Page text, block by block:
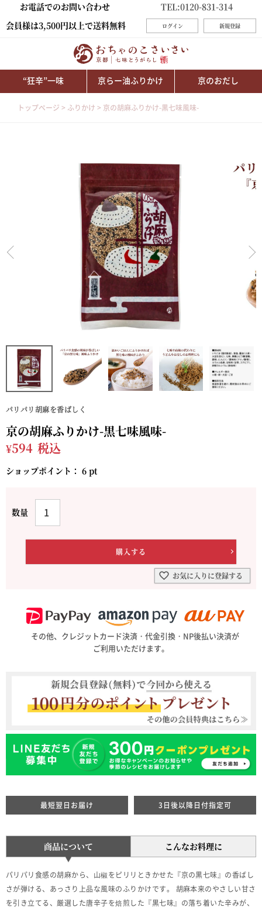
お電話でのお問い合わせ
TEL:0120-831-314
会員様は3,500円以上で送料無料
ログイン 新規登録
“狂辛”一味 京らー油ふりかけ 京のおだし
トップページ ふりかけ 京の胡麻ふりかけ-黒七味風味-
パリパリ胡麻を香ばしく
京の胡麻ふりかけ-黒七味風味-
¥594 税込
ショップポイント： 6 pt
お気に入りに登録する
その他、クレジットカード決済・代金引換・NP後払い決済が
ご利用いただけます。
最短翌日お届け 3日後以降日付指定可
商品について こんなお料理に
パリパリ食感の胡麻から、山椒をピリリときかせた『京の黒七味』の香ばし
さが弾ける、あっさり上品な風味のふりかけです。 胡麻本来のやさしい甘さ
を引き立てる、厳選した唐辛子を焙煎した『黒七味』の落ち着いた辛みが、